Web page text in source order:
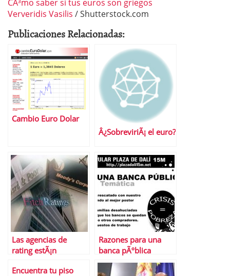
CÃ³mo saber si tus euros son griegos
Ververidis Vasilis / Shutterstock.com
Publicaciones Relacionadas:
Cambio Euro Dolar
Â¿SobreviriÃ¡ el euro?
Las agencias de
rating estÃ¡n
de la crisis
Razones para una
banca pÃºblica
Encuentra tu piso